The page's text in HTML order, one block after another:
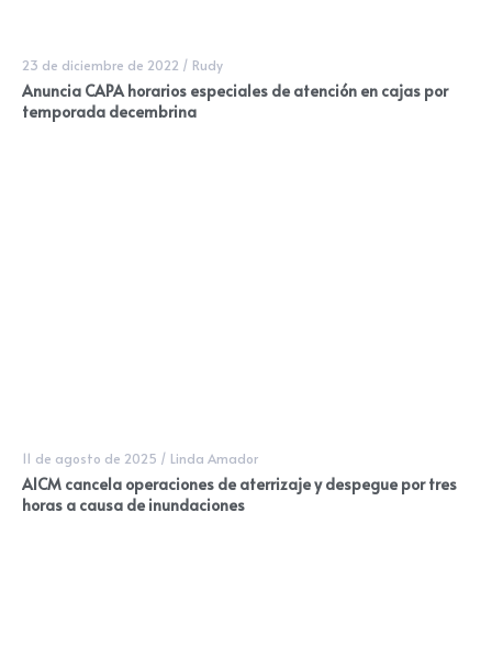
23 de diciembre de 2022 / Rudy
Anuncia CAPA horarios especiales de atención en cajas por
temporada decembrina
11 de agosto de 2025 / Linda Amador
AICM cancela operaciones de aterrizaje y despegue por tres
horas a causa de inundaciones